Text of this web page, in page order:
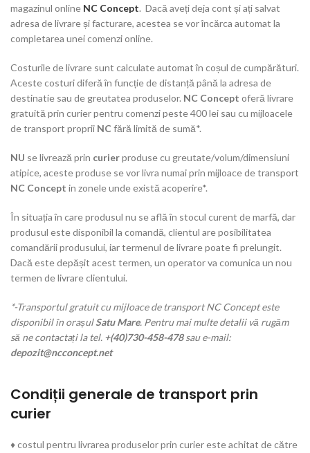
magazinul online NC Concept. Dacă aveți deja cont și ați salvat
adresa de livrare și facturare, acestea se vor încărca automat la
completarea unei comenzi online.
Costurile de livrare sunt calculate automat în coșul de cumpărături.
Aceste costuri diferă în funcție de distanță până la adresa de
destinatie sau de greutatea produselor. NC Concept oferă livrare
gratuită prin curier pentru comenzi peste 400 lei sau cu mijloacele
de transport proprii NC fără limită de sumă*.
NU se livrează prin curierproduse cu greutate/volum/dimensiuni
atipice, aceste produse se vor livra numai prin mijloace de transport
NC Concept in zonele unde există acoperire*.
În situația în care produsul nu se află în stocul curent de marfă, dar
produsul este disponibil la comandă, clientul are posibilitatea
comandării produsului, iar termenul de livrare poate fi prelungit.
Dacă este depășit acest termen, un operator va comunica un nou
termen de livrare clientului.
*-Transportul gratuit cu mijloace de transport NC Concept este
disponibil în orașulSatu Mare. Pentru mai multe detalii vă rugăm
să ne contactați la tel. +(40)730-458-478sau e-mail:
depozit@ncconcept.net
Condiții generale de transport prin
curier
♦ costul pentru livrarea produselor prin curier este achitat de către